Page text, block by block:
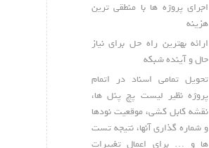
​اجرای پروژه ها با منطقی ترین
هزینه
​ارائه بهترین راه حل برای نیاز
حال و آینده شبکه
تحویل تمامی اسناد در اتمام
پروژه نظیر لیست پچ پنل ها،
نقشه کابل کشی، موقعیت نودها
و شماره گذاری آنها، نتیجه تست
ها و … برای اعمال تغییرات